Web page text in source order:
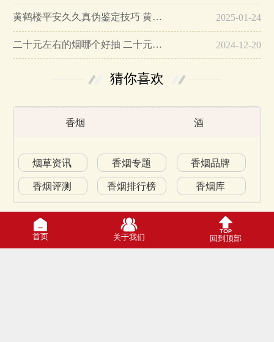
黄鹤楼平安久久真伪鉴定技巧 黄鹤楼平安久久二维码在哪里… 2025-01-24
二十元左右的烟哪个好抽 二十元左右的香烟排行榜最新款… 2024-12-20
猜你喜欢
香烟 酒
烟草资讯 香烟专题 香烟品牌
香烟评测 香烟排行榜 香烟库
首页 关于我们 回到顶部